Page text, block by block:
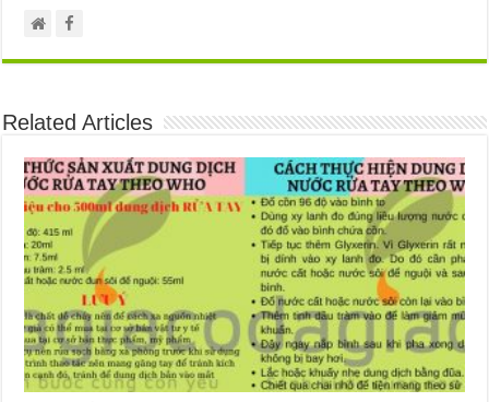
Related Articles